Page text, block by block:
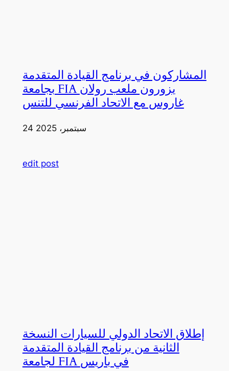
المشاركون في برنامج القيادة المتقدمة
بجامعة FIA يزورون ملعب رولان
غاروس مع الاتحاد الفرنسي للتنس
24 سبتمبر، 2025
edit post
إطلاق الاتحاد الدولي للسيارات النسخة
الثانية من برنامج القيادة المتقدمة
لجامعة FIA في باريس